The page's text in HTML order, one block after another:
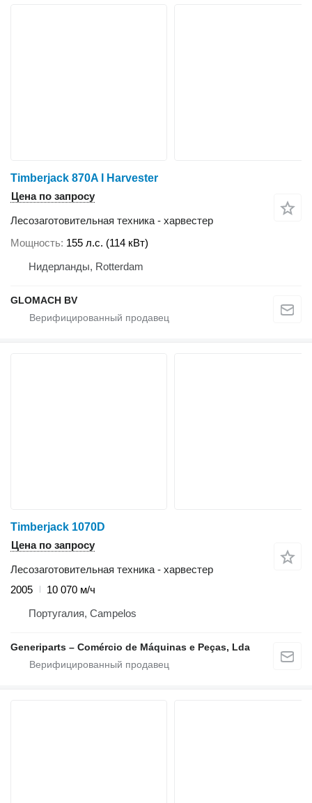
Timberjack 870A I Harvester
Цена по запросу
Лесозаготовительная техника - харвестер
Мощность 155 л.с. (114 кВт)
Нидерланды, Rotterdam
GLOMACH BV
Timberjack 1070D
Цена по запросу
Лесозаготовительная техника - харвестер
2005
10 070 м/ч
Португалия, Campelos
Generiparts – Comércio de Máquinas e Peças, Lda